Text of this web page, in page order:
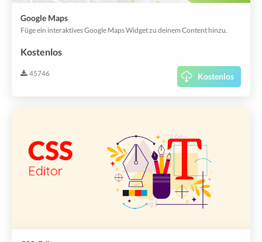
Google Maps
Füge ein interaktives Google Maps Widget zu deinem Content hinzu.
Kostenlos
45746 Kostenlos